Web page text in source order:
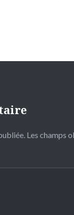
Les champs